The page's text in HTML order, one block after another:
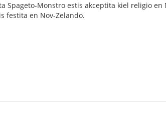
Spageto-Monstro estis akceptita kiel religio
festita en Nov-Zelando.